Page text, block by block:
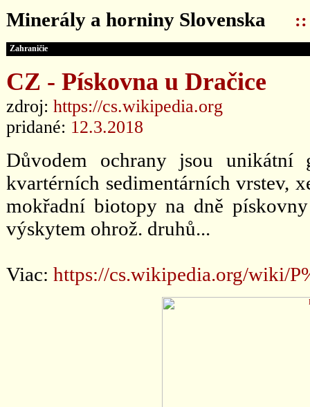
Minerály a horniny Slovenska ::
Zahraničie
CZ - Pískovna u Dračice
zdroj: https://cs.wikipedia.org
pridané: 12.3.2018
Důvodem ochrany jsou unikátní
kvartérních sedimentárních vrstev,
mokřadní biotopy na dně
výskytem ohrož. druhů...
Viac: https://cs.wikipedia.org/wiki/